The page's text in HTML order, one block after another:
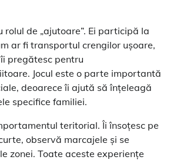
rolul de „ajutoare”. Ei participă la
ar fi transportul crengilor ușoare,
pregătesc pentru
Jocul este o parte importantă
deoarece îi ajută să înțeleagă
specifice familiei.
teritorial. Îi însoțesc pe
observă marcajele și se
zonei. Toate aceste experiențe